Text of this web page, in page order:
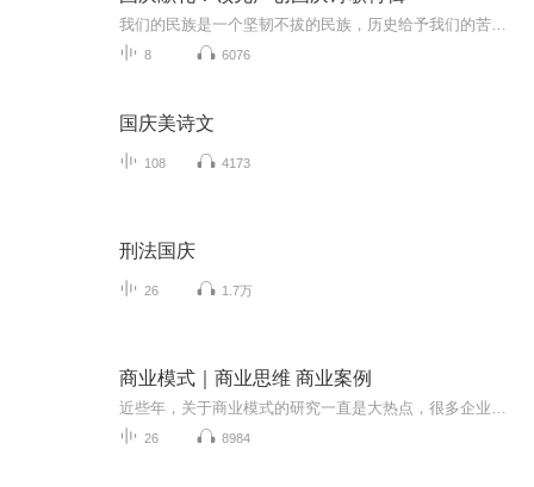
8 6076
国庆美诗文
108 4173
刑法国庆
26 1.7万
商业模式｜商业思维 商业案例
26 8984